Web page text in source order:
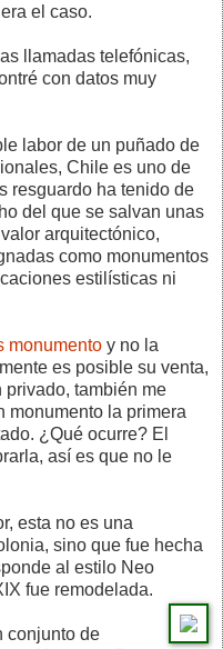
el caso.
llamadas telefónicas,
con datos muy
labor de un puñado de
Chile es uno de
resguardo ha tenido de
del que se salvan unas
arquitectónico,
como monumentos
estilísticas ni
monumento y no la
es posible su venta,
privado, también me
monumento la primera
¿Qué ocurre? El
así es que no le
esta no es una
sino que fue hecha
al estilo Neo
fue remodelada.
conjunto de